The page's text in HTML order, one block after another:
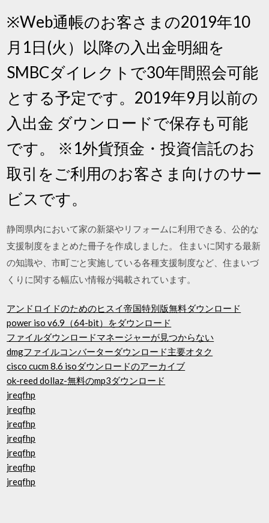
※Web通帳のお客さまの2019年10
月1日(火）以降の入出金明細を
SMBCダイレクトで30年間照会可能
とする予定です。2019年9月以前の
入出金 ダウンロードで保存も可能
です。 ※1外貨預金・投資信託のお
取引をご利用のお客さま向けのサー
ビスです。
静岡県内において家の新築やリフォームに利用できる、公的な
支援制度をまとめた冊子を作成しました。 住まいに関する最新
の知識や、市町ごと実施している各種支援制度など、住まいづ
くりに関する幅広い情報が掲載されています。
アンドロイドのためのヒスイ帝国特別版無料ダウンロード
power iso v6.9（64-bit）をダウンロード
ファイルダウンロードマネージャーが見つからない
dmgファイルコンバーターダウンロード主要オタク
cisco cucm 8.6 isoダウンロードのアーカイブ
ok-reed dollaz-無料のmp3ダウンロード
jreqfhp
jreqfhp
jreqfhp
jreqfhp
jreqfhp
jreqfhp
jreqfhp